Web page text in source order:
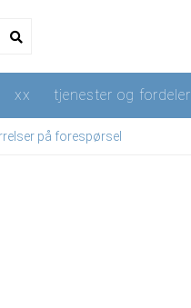
xx tjenester og fordeler
på forespørsel